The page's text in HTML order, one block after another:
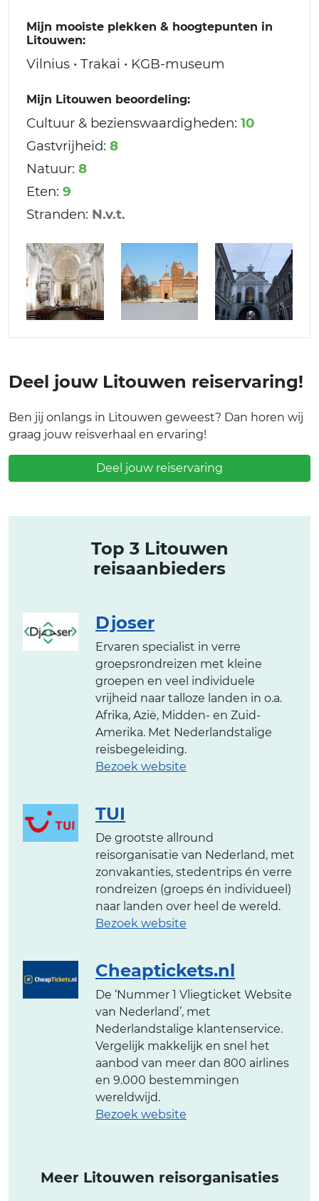
Mijn mooiste plekken & hoogtepunten in
Litouwen:
Vilnius • Trakai • KGB-museum
Mijn Litouwen beoordeling:
Cultuur & bezienswaardigheden: 10
Gastvrijheid: 8
Natuur: 8
Eten: 9
Stranden: N.v.t.
Deel jouw Litouwen reiservaring!
Ben jij onlangs in Litouwen geweest? Dan horen wij
graag jouw reisverhaal en ervaring!
Deel jouw reiservaring
Top 3 Litouwen
reisaanbieders
Djoser
Ervaren specialist in verre
groepsrondreizen met kleine
groepen en veel individuele
vrijheid naar talloze landen in o.a.
Afrika, Azië, Midden- en Zuid-
Amerika. Met Nederlandstalige
reisbegeleiding.
Bezoek website
TUI
De grootste allround
reisorganisatie van Nederland, met
zonvakanties, stedentrips én verre
rondreizen (groeps én individueel)
naar landen over heel de wereld.
Bezoek website
Cheaptickets.nl
De ‘Nummer 1 Vliegticket Website
van Nederland’, met
Nederlandstalige klantenservice.
Vergelijk makkelijk en snel het
aanbod van meer dan 800 airlines
en 9.000 bestemmingen
wereldwijd.
Bezoek website
Meer Litouwen reisorganisaties